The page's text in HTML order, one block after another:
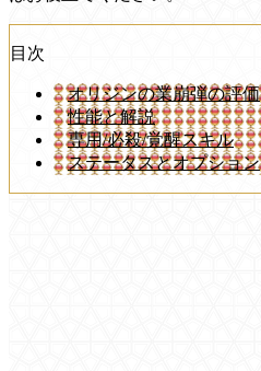
目次
オリジンの業崩弾の評価
性能と解説
専用/必殺/覚醒スキル
ステータスとオプション